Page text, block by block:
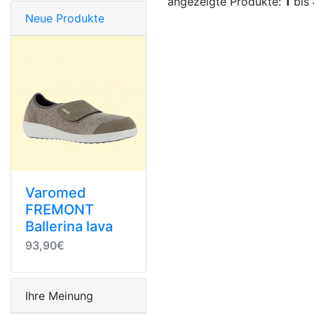
Neue Produkte
Varomed
FREMONT
Ballerina lava
93,90€
Ihre Meinung